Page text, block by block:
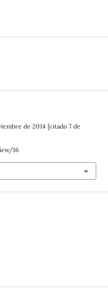
de 2014 [citado 7 de
16